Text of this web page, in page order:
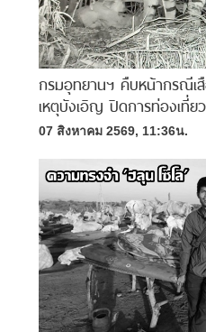
กรมอุทยานฯ คืบหน้ากรณีเสื
เหตุบังเอิญ ปิดการท่องเที่ย
07 สิงหาคม 2569, 11:36น.